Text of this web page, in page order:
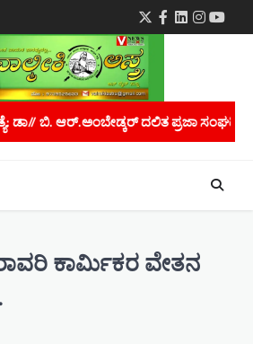
Twitter
Facebook
LinkedIn
ಸಂಘದಿಂದ ರಾಜ್ಯಪಾಲರಿಗೆ ಮನವಿ..
ಕಾರ್ಮಿಕರ ವೇತನ